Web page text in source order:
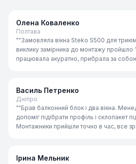
Олена Коваленко
Полтава
""Замовляла вікна Steko S500 для
виклику замірника до монтажу пройшло
працювала акуратно, прибрала за
Василь Петренко
Дніпро
""Брав балконний блок і два вікна.
допоміг підібрати профіль і склопакет
Монтажники прийшли точно в час, все
Ірина Мельник